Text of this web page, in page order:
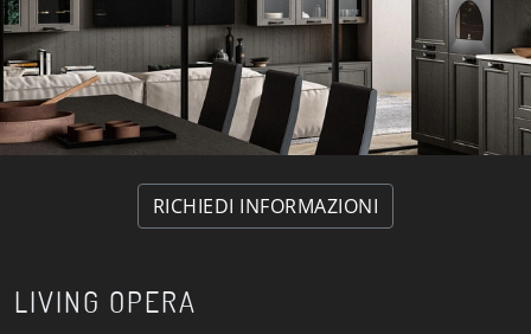
RICHIEDI INFORMAZIONI
LIVING OPERA